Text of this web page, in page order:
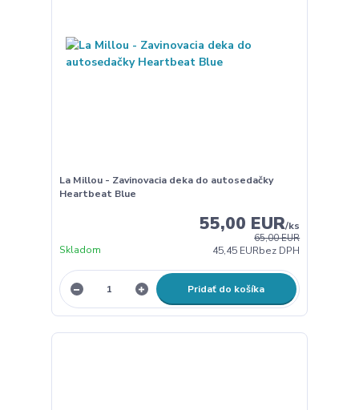
La Millou - Zavinovacia deka do autosedačky
Heartbeat Blue
65,00 EUR
55,00 EUR/ks
45,45 EURbez DPH
Skladom
Pridať do košíka